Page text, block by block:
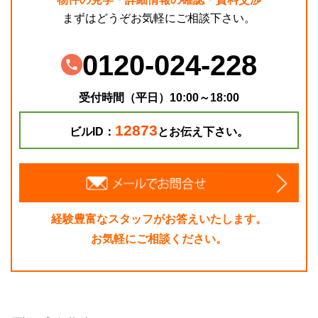
まずはどうぞお気軽にご相談下さい。
0120-024-228
受付時間（平日）10:00～18:00
ビルID： 12873とお伝え下さい。
経験豊富なスタッフがお答えいたします。
お気軽にご相談ください。